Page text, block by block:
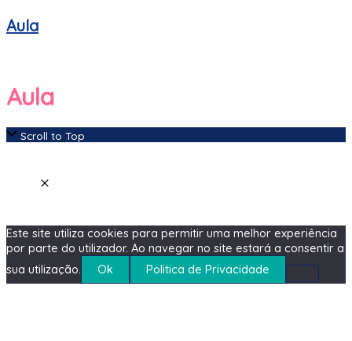
Aula
Aula
Scroll to Top
Este site utiliza cookies para permitir uma melhor experiência
por parte do utilizador. Ao navegar no site estará a consentir a
sua utilização.
Ok Politica de Privacidade